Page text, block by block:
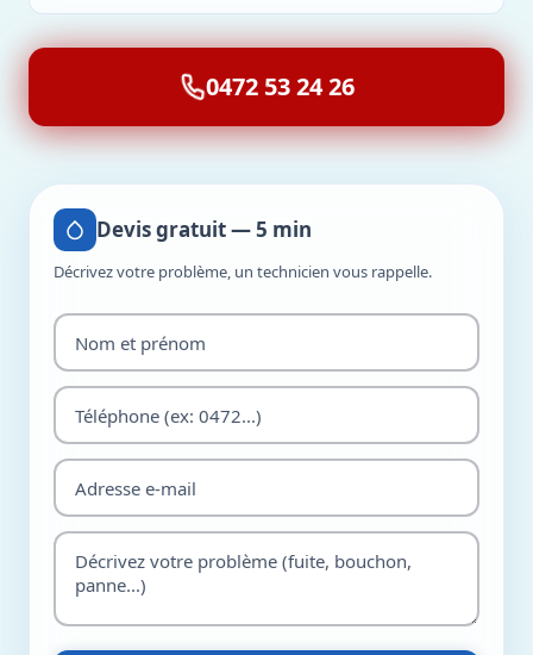
0472 53 24 26
Devis gratuit — 5 min
Décrivez votre problème, un technicien vous rappelle.